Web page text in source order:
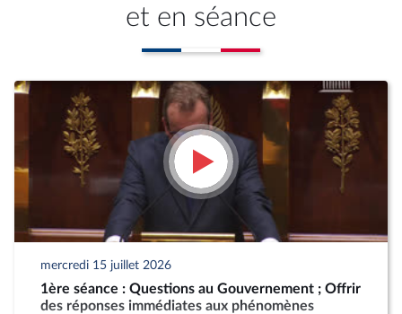
et en séance
mercredi 15 juillet 2026
1ère séance : Questions au Gouvernement ; Offrir
des réponses immédiates aux phénomènes